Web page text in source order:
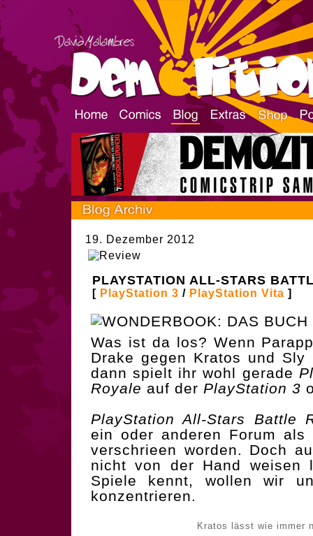
19. Dezember 2012
PLAYSTATION ALL-STARS
[ PlayStation 3 / PlayStation Vita ]
Was ist da los? Wenn
Drake gegen Kratos und Sly
dann spielt ihr wohl gerade
Royale auf der PlayStation 3
PlayStation All-Stars Battle
ein oder anderen Forum als
verschrieen worden. Doch
nicht von der Hand weisen
Spiele kennt, wollen wir
konzentrieren.
Kratos lässt wie immer